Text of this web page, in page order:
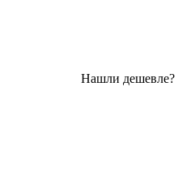
Нашли дешевле?